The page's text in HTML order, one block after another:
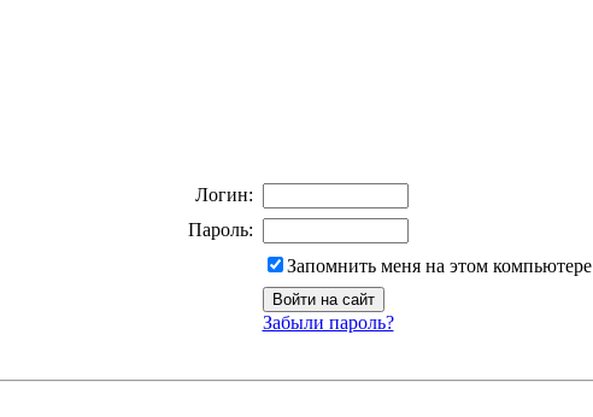
Логин:
Пароль:
Запомнить меня на этом компьютере
Забыли пароль?